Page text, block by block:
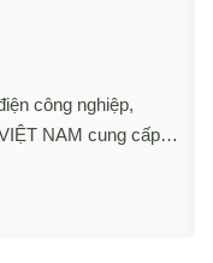
công nghiệp,
NAM cung cấp
thống điện – điều
Bản, đảm bảo chất
khách hàng.